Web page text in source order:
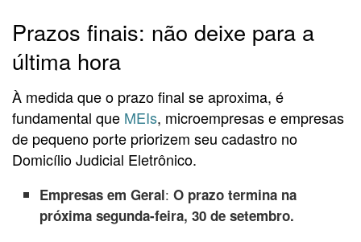
Prazos finais: não deixe para a
última hora
À medida que o prazo final se aproxima, é
fundamental que MEIs, microempresas e empresas
de pequeno porte priorizem seu cadastro no
Domicílio Judicial Eletrônico.
Empresas em Geral:O prazo termina na
próxima segunda-feira, 30 de setembro.